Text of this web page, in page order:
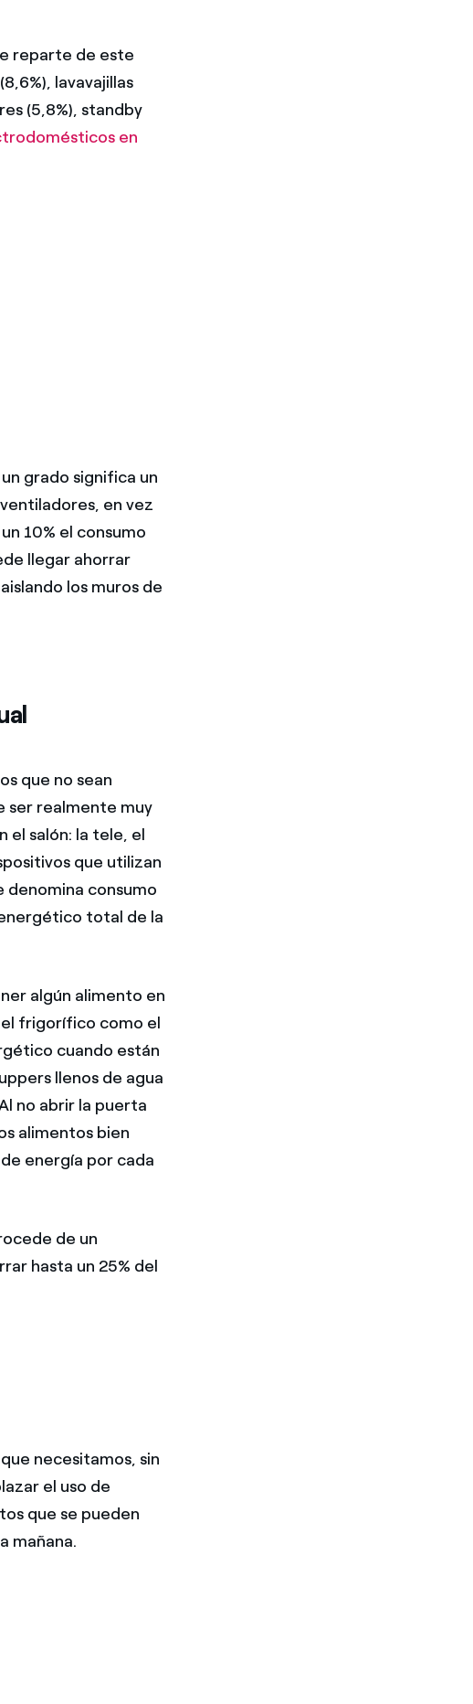
reparte de este
lavavajillas
(5,8%), standby
en
grado significa un
en vez
10% el consumo
llegar ahorrar
los muros de
que no sean
ser realmente muy
el salón: la tele, el
que utilizan
denomina consumo
total de la
algún alimento en
frigorífico como el
cuando están
llenos de agua
no abrir la puerta
alimentos bien
energía por cada
de un
hasta un 25% del
necesitamos, sin
el uso de
que se pueden
mañana.